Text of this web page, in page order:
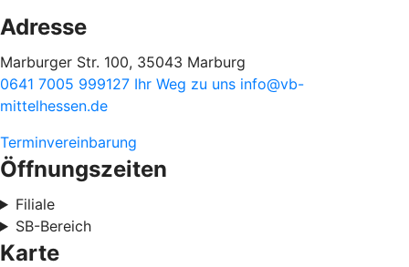
Adresse
Marburger Str. 100, 35043 Marburg
0641 7005 999127 Ihr Weg zu uns info@vb-
mittelhessen.de
Terminvereinbarung
Öffnungszeiten
Filiale
SB-Bereich
Karte